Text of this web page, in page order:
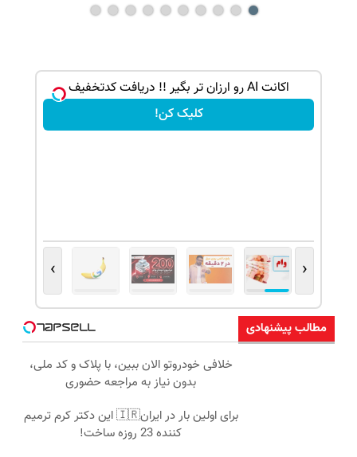
اکانت AI رو ارزان تر بگیر !! دریافت کدتخفیف
کلیک کن!
‹
›
مطالب پیشنهادی
خلافی خودروتو الان ببین، با پلاک و کد ملی،
بدون نیاز به مراجعه حضوری
برای اولین بار در ایران🇮🇷 این دکتر کرم ترمیم
کننده 23 روزه ساخت!